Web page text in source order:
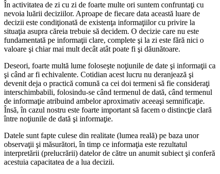
În activitatea de zi cu zi de foarte multe ori suntem confruntaţi cu
nevoia luării deciziilor. Aproape de fiecare data această luare de
decizii este condiţionată de existenţa informaţiilor cu privire la
situaţia asupra căreia trebuie să decidem. O decizie care nu este
fundamentată pe informaţii clare, complete şi la zi este fără nici o
valoare şi chiar mai mult decât atât poate fi şi dăunătoare.
Deseori, foarte multă lume foloseşte noţiunile de date şi informaţii ca
şi când ar fi echivalente. Cotidian acest lucru nu deranjează şi
devenit deja o practică comună ca cei doi termeni să fie consideraţi
interschimbabili, folosindu-se când termenul de dată, când termenul
de informaţie atribuind ambelor aproximativ aceeaşi semnificaţie.
Însă, în cazul nostru este foarte important să facem o distincţie clară
între noţiunile de dată şi informaţie.
Datele sunt fapte culese din realitate (lumea reală) pe baza unor
observaţii şi măsurători, în timp ce informaţia este rezultatul
interpretării (prelucrării) datelor de către un anumit subiect şi conferă
acestuia capacitatea de a lua decizii.